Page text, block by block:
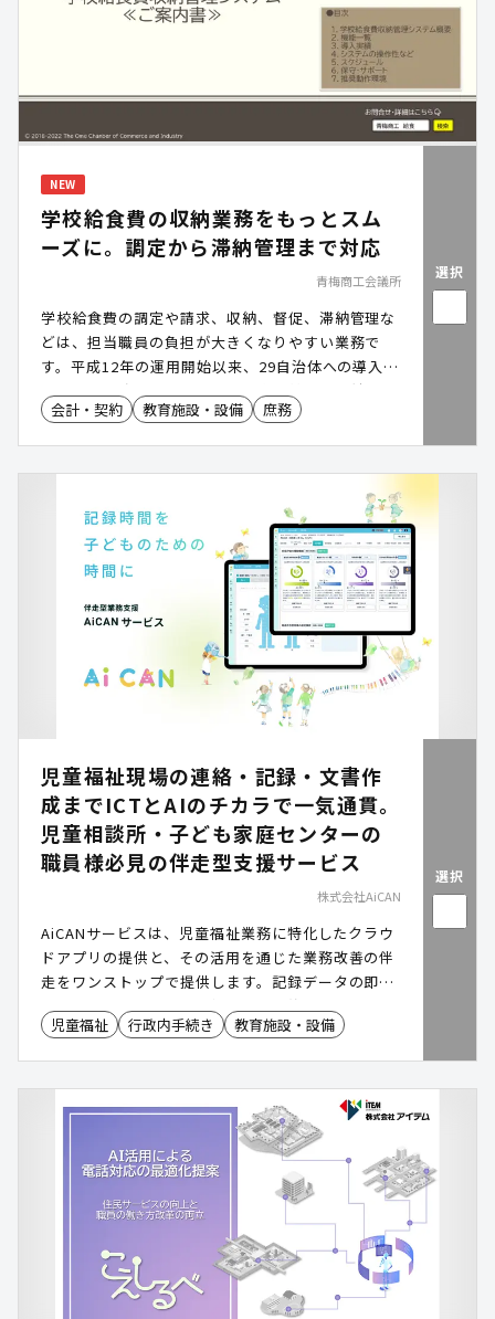
NEW
学校給食費の収納業務をもっとスム
ーズに。調定から滞納管理まで対応
青梅商工会議所
学校給食費の調定や請求、収納、督促、滞納管理な
どは、担当職員の負担が大きくなりやすい業務で
す。平成12年の運用開始以来、29自治体への導入を
通じて機能改善を重ねてきた「学校給食費収納管理
システム」は、公会計への対応を含め、収納業務全
会計・契約 教育施設・設備 庶務
選択
児童福祉現場の連絡・記録・文書作
成までICTとAIのチカラで一気通貫。
児童相談所・子ども家庭センターの
職員様必見の伴走型支援サービス
株式会社AiCAN
AiCANサービスは、児童福祉業務に特化したクラウ
ドアプリの提供と、その活用を通じた業務改善の伴
走をワンストップで提供します。記録データの即時
入力、AIによるリスク評価や文章要約支援、そして
専門スタッフによる伴走支援など、“現場ファース
児童福祉 行政内手続き 教育施設・設備
選択